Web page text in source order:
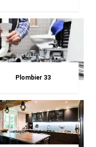
Plombier 33